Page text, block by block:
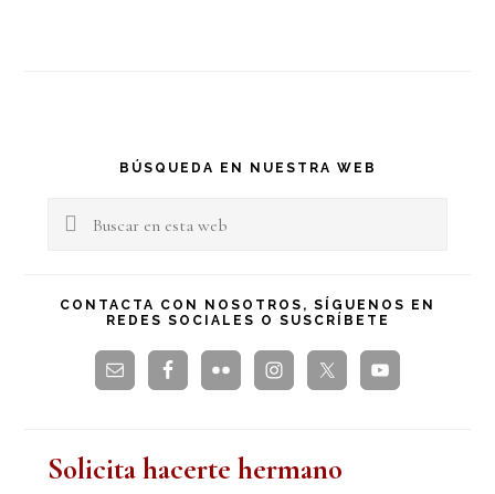
Barra
lateral
BÚSQUEDA EN NUESTRA WEB
Buscar
esta
CONTACTA CON NOSOTROS, SÍGUENOS EN
REDES SOCIALES O SUSCRÍBETE
Solicita hacerte hermano